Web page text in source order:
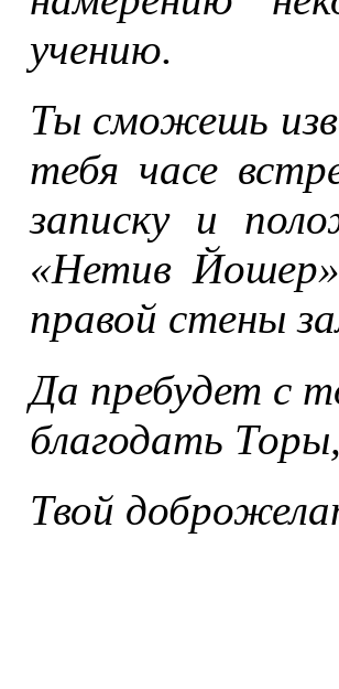
учению.
Ты сможешь
тебя часе
записку и
«Нетив
правой стены
Да пребудет с
благодать Торы,
Твой